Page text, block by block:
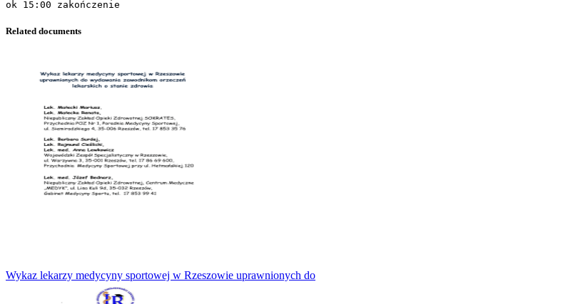
Related documents
Wykaz lekarzy medycyny sportowej w Rzeszowie uprawnionych do